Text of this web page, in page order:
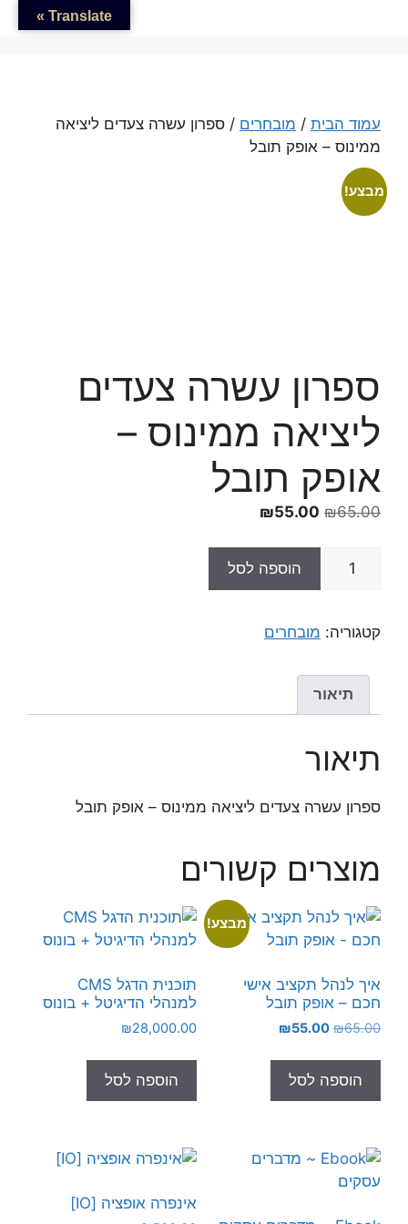
עמוד הבית / מובחרים / ספרון עשרה צעדים ליציאה
ממינוס – אופק תובל
מבצע!
ספרון עשרה צעדים
ליציאה ממינוס –
אופק תובל
₪65.00
המחיר
₪65.00.
₪55.00
הוא:
₪55.00.
עשרה
ליציאה
ממינוס
-
תובל
הוספה לסל
קטגוריה: מובחרים
תיאור
תיאור
ספרון עשרה צעדים ליציאה ממינוס – אופק תובל
מוצרים קשורים
מבצע!
איך לנהל תקציב אישי
חכם – אופק תובל
₪65.00
המחיר
היה:
₪65.00.
₪55.00
הוא:
הוספה לסל
תוכנית הדגל CMS
למנהלי הדיגיטל + בונוס
₪28,000.00
הוספה לסל
אינפרה אופציה [IO]
Translate »